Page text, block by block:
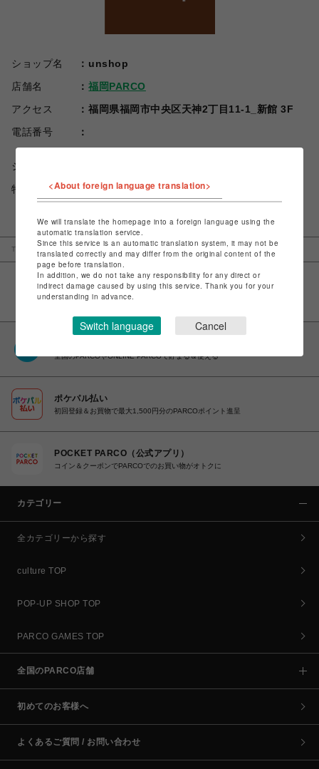
ショップ名
unshop
店舗名
福岡PARCO
アクセス
福岡県福岡市中央区天神2丁目11-1_新館 3F
電話番号
ショップお問い合わせは
特定商取引法など法令に基づく表記はこちら
TOP
全国のPARCOやONLINE PARCOで貯まる＆使える
ポケパル払い
初回登録＆お買物で最大1,500円分のPARCOポイント進呈
POCKET PARCO（公式アプリ）
コイン＆クーポンでPARCOでのお買い物がオトクに
カテゴリー
全カテゴリーから探す
culture TOP
POP-UP SHOP TOP
PARCO GAMES TOP
全国のPARCO店舗
初めてのお客様へ
よくあるご質問 / お問い合わせ
<About foreign language translation>
We will translate the homepage into a foreign language using the
automatic translation service.
Since this service is an automatic translation system, it may not be
translated correctly and may differ from the original content of the
page before translation.
In addition, we do not take any responsibility for any direct or
indirect damage caused by using this service. Thank you for your
understanding in advance.
Switch language Cancel